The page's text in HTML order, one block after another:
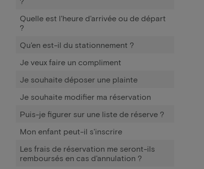
Quelle est l'heure d'arrivée ou de départ
?
Qu'en est-il du stationnement ?
Je veux faire un compliment
Je souhaite déposer une plainte
Je souhaite modifier ma réservation
Puis-je figurer sur une liste de réserve ?
Mon enfant peut-il s'inscrire
Les frais de réservation me seront-ils
remboursés en cas d'annulation ?